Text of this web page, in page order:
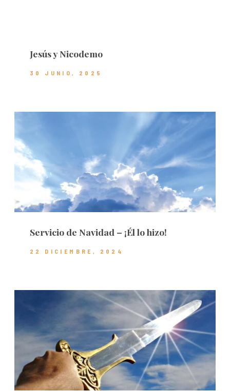
Jesús y Nicodemo
30 JUNIO, 2025
Servicio de Navidad – ¡Él lo hizo!
22 DICIEMBRE, 2024